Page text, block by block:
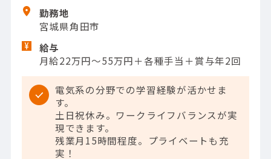
勤務地
宮城県角田市
給与
月給22万円～55万円＋各種手当＋賞与年2回
電気系の分野での学習経験が活かせま
す。
土日祝休み。ワークライフバランスが実
現できます。
残業月15時間程度。プライベートも充
実！